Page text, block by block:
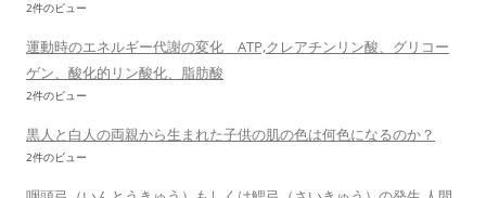
2件のビュー
運動時のエネルギー代謝の変化 ATP,クレアチンリン酸、グリコー
ゲン、酸化的リン酸化、脂肪酸
2件のビュー
黒人と白人の両親から生まれた子供の肌の色は何色になるのか？
2件のビュー